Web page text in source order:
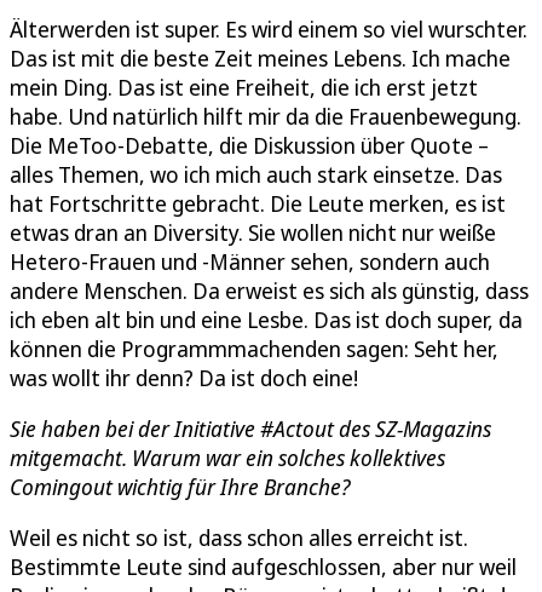
Älterwerden ist super. Es wird einem so viel wurschter.
Das ist mit die beste Zeit meines Lebens. Ich mache
mein Ding. Das ist eine Freiheit, die ich erst jetzt
habe. Und natürlich hilft mir da die Frauenbewegung.
Die MeToo-Debatte, die Diskussion über Quote –
alles Themen, wo ich mich auch stark einsetze. Das
hat Fortschritte gebracht. Die Leute merken, es ist
etwas dran an Diversity. Sie wollen nicht nur weiße
Hetero-Frauen und -Männer sehen, sondern auch
andere Menschen. Da erweist es sich als günstig, dass
ich eben alt bin und eine Lesbe. Das ist doch super, da
können die Programmmachenden sagen: Seht her,
was wollt ihr denn? Da ist doch eine!
Sie haben bei der Initiative #Actout des SZ-Magazins
mitgemacht. Warum war ein solches kollektives
Comingout wichtig für Ihre Branche?
Weil es nicht so ist, dass schon alles erreicht ist.
Bestimmte Leute sind aufgeschlossen, aber nur weil